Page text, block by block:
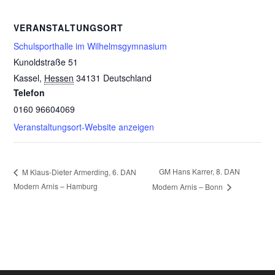
VERANSTALTUNGSORT
Schulsporthalle im Wilhelmsgymnasium
Kunoldstraße 51
Kassel, Hessen 34131 Deutschland
Telefon
0160 96604069
Veranstaltungsort-Website anzeigen
M Klaus-Dieter Armerding, 6. DAN
Modern Arnis – Hamburg
GM Hans Karrer, 8. DAN
Modern Arnis – Bonn